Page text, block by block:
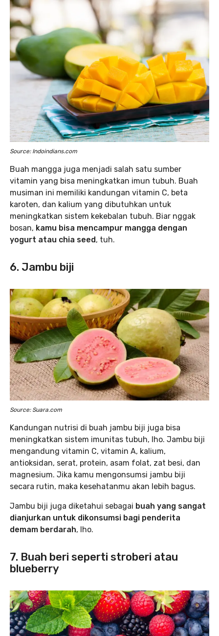
Source: Indoindians.com
Buah mangga juga menjadi salah satu sumber
vitamin yang bisa meningkatkan imun tubuh. Buah
musiman ini memiliki kandungan vitamin C, beta
karoten, dan kalium yang dibutuhkan untuk
meningkatkan sistem kekebalan tubuh. Biar nggak
bosan, kamu bisa mencampur mangga dengan
yogurt atau chia seed, tuh.
6. Jambu biji
Source: Suara.com
Kandungan nutrisi di buah jambu biji juga bisa
meningkatkan sistem imunitas tubuh, lho. Jambu biji
mengandung vitamin C, vitamin A, kalium,
antioksidan, serat, protein, asam folat, zat besi, dan
magnesium. Jika kamu mengonsumsi jambu biji
secara rutin, maka kesehatanmu akan lebih bagus.
Jambu biji juga diketahui sebagai buah yang sangat
dianjurkan untuk dikonsumsi bagi penderita
demam berdarah, lho.
7. Buah beri seperti stroberi atau
blueberry